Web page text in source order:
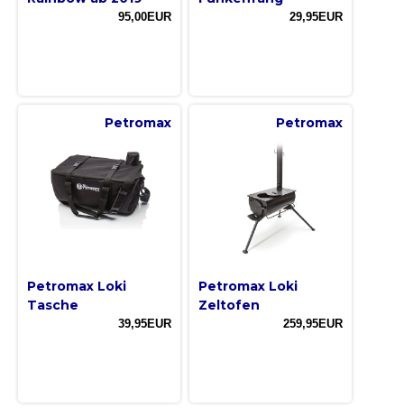
95,00EUR 29,95EUR
Petromax
Petromax Loki
Tasche
39,95EUR
Petromax
Petromax Loki
Zeltofen
259,95EUR